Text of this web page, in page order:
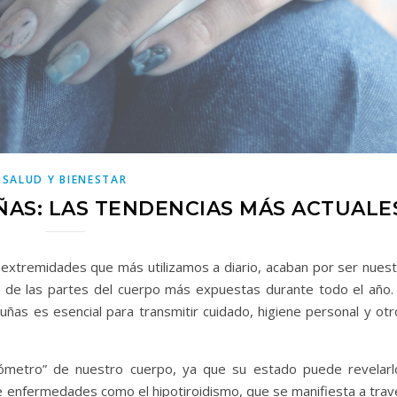
SALUD Y BIENESTAR
LAS TENDENCIAS MÁS
que más utilizamos a diario, acaban por ser
las partes del cuerpo más expuestas durante todo el año.
es esencial para transmitir cuidado, higiene personal y
de nuestro cuerpo, ya que su estado puede
como el hipotiroidismo, que se manifiesta a